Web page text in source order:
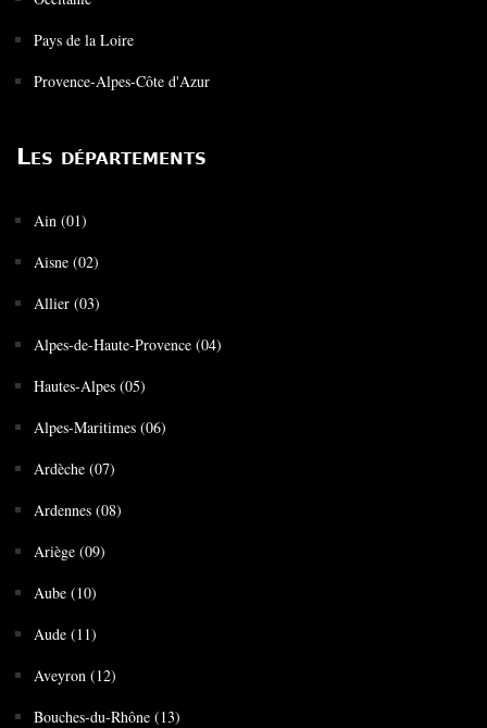
Pays de la Loire
Provence-Alpes-Côte d'Azur
Les départements
Ain (01)
Aisne (02)
Allier (03)
Alpes-de-Haute-Provence (04)
Hautes-Alpes (05)
Alpes-Maritimes (06)
Ardèche (07)
Ardennes (08)
Ariège (09)
Aube (10)
Aude (11)
Aveyron (12)
Bouches-du-Rhône (13)